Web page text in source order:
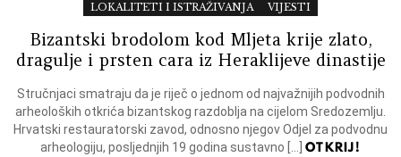
LOKALITETI I ISTRAŽIVANJA VIJESTI
Bizantski brodolom kod Mljeta krije zlato,
dragulje i prsten cara iz Heraklijeve dinastije
Stručnjaci smatraju da je riječ o jednom od najvažnijih podvodnih
arheoloških otkrića bizantskog razdoblja na cijelom Sredozemlju.
Hrvatski restauratorski zavod, odnosno njegov Odjel za podvodnu
arheologiju, posljednjih 19 godina sustavno […] OTKRIJ!